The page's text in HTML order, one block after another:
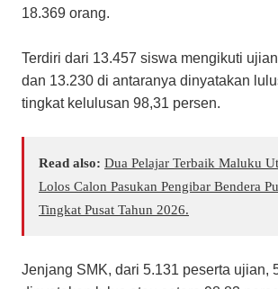
18.369 orang.
Terdiri dari 13.457 siswa mengikuti
dan 13.230 di antaranya dinyatakan
tingkat kelulusan 98,31 persen.
Read also: Dua Pelajar Terbaik Maluku
Lolos Calon Pasukan Pengibar Bendera
Tingkat Pusat Tahun 2026.
Jenjang SMK, dari 5.131 peserta ujian,